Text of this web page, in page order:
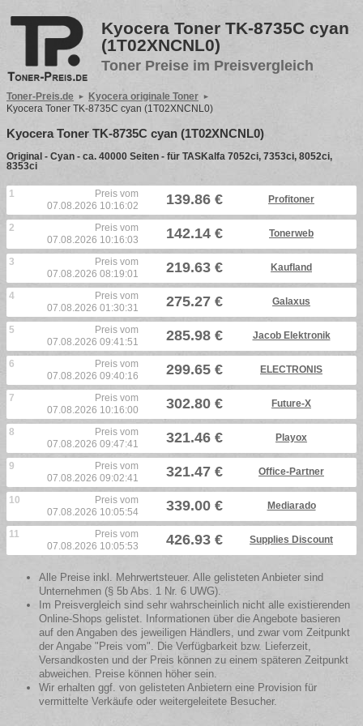
Kyocera Toner TK-8735C cyan
(1T02XNCNL0)
Toner Preise im Preisvergleich
Toner-Preis.de
Kyocera originale Toner
Kyocera Toner TK-8735C cyan (1T02XNCNL0)
Kyocera Toner TK-8735C cyan (1T02XNCNL0)
Original - Cyan - ca. 40000 Seiten - für TASKalfa 7052ci, 7353ci, 8052ci,
8353ci
1
Preis vom
07.08.2026 10:16:02
139.86 € Profitoner
2
Preis vom
07.08.2026 10:16:03
142.14 € Tonerweb
3
Preis vom
07.08.2026 08:19:01
219.63 € Kaufland
4
Preis vom
07.08.2026 01:30:31
275.27 € Galaxus
5
Preis vom
07.08.2026 09:41:51
285.98 € Jacob Elektronik
6
Preis vom
07.08.2026 09:40:16
299.65 € ELECTRONIS
7
Preis vom
07.08.2026 10:16:00
302.80 € Future-X
8
Preis vom
07.08.2026 09:47:41
321.46 € Playox
9
Preis vom
07.08.2026 09:02:41
321.47 € Office-Partner
10
Preis vom
07.08.2026 10:05:54
339.00 € Mediarado
11
Preis vom
07.08.2026 10:05:53
426.93 € Supplies Discount
Alle Preise inkl. Mehrwertsteuer. Alle gelisteten Anbieter sind
Unternehmen (§ 5b Abs. 1 Nr. 6 UWG).
Im Preisvergleich sind sehr wahrscheinlich nicht alle existierenden
Online-Shops gelistet. Informationen über die Angebote basieren
auf den Angaben des jeweiligen Händlers, und zwar vom Zeitpunkt
der Angabe "Preis vom". Die Verfügbarkeit bzw. Lieferzeit,
Versandkosten und der Preis können zu einem späteren Zeitpunkt
abweichen. Preise können höher sein.
Wir erhalten ggf. von gelisteten Anbietern eine Provision für
vermittelte Verkäufe oder weitergeleitete Besucher.